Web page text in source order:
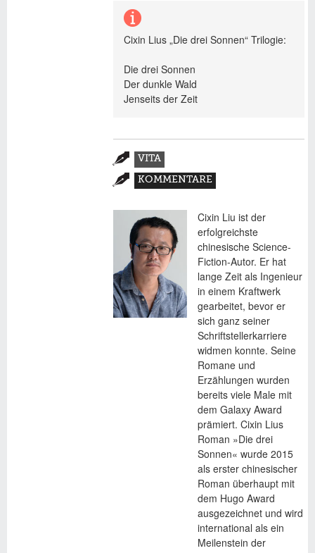
Cixin Lius „Die drei Sonnen“ Trilogie:
Die drei Sonnen
Der dunkle Wald
Jenseits der Zeit
Zusatzmaterial
VITA
(AKTIVER
REITER)
KOMMENTARE
Cixin Liu ist der
erfolgreichste
chinesische Science-
Fiction-Autor. Er hat
lange Zeit als Ingenieur
in einem Kraftwerk
gearbeitet, bevor er
sich ganz seiner
Schriftstellerkarriere
widmen konnte. Seine
Romane und
Erzählungen wurden
bereits viele Male mit
dem Galaxy Award
prämiert. Cixin Lius
Roman »Die drei
Sonnen« wurde 2015
als erster chinesischer
Roman überhaupt mit
dem Hugo Award
ausgezeichnet und wird
international als ein
Meilenstein der